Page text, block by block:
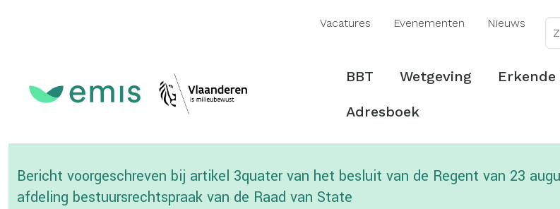
inhoud
Vacatures Evenementen Nieuws
Hoofdmenu
BBT Wetgeving
Adresboek
Bericht voorgeschreven bij artikel 3quater van het besluit van de Regent van 23
afdeling bestuursrechtspraak van de Raad van State